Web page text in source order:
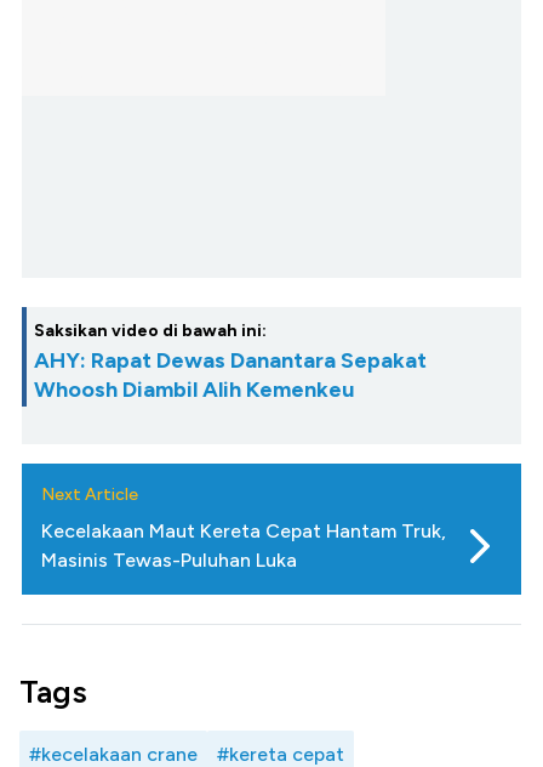
Saksikan video di bawah ini:
AHY: Rapat Dewas Danantara Sepakat
Whoosh Diambil Alih Kemenkeu
Next Article
Kecelakaan Maut Kereta Cepat Hantam Truk,
Masinis Tewas-Puluhan Luka
Tags
#kecelakaan crane #kereta cepat